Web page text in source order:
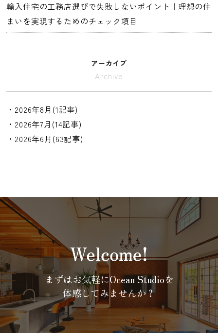
輸入住宅の工務店選びで失敗しないポイント｜理想の住
まいを実現するためのチェック項目
アーカイブ
Archive
・2026年8月(1記事)
・2026年7月(14記事)
・2026年6月(63記事)
まずはお気軽にOcean Studioを
体感してみませんか？